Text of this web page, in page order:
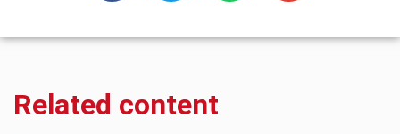
Related content